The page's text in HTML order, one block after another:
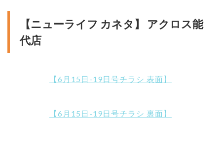
【ニューライフ カネタ】 アクロス能
代店
【6月15日-19日号チラシ 表面】
【6月15日-19日号チラシ 裏面】